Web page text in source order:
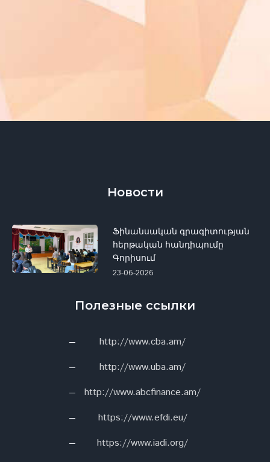
Новости
Ֆինանսական գրագիտության
հերթական հանդիպումը
Գորիսում
23-06-2026
Полезные ссылки
http://www.cba.am/
http://www.uba.am/
http://www.abcfinance.am/
https://www.efdi.eu/
https://www.iadi.org/